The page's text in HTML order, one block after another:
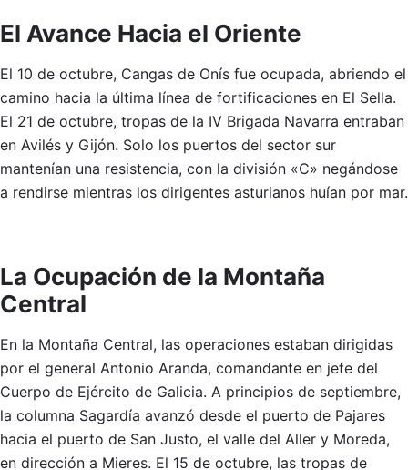
El Avance Hacia el Oriente
El 10 de octubre, Cangas de Onís fue ocupada, abriendo el
camino hacia la última línea de fortificaciones en El Sella.
El 21 de octubre, tropas de la IV Brigada Navarra entraban
en Avilés y Gijón. Solo los puertos del sector sur
mantenían una resistencia, con la división «C» negándose
a rendirse mientras los dirigentes asturianos huían por mar.
La Ocupación de la Montaña
Central
En la Montaña Central, las operaciones estaban dirigidas
por el general Antonio Aranda, comandante en jefe del
Cuerpo de Ejército de Galicia. A principios de septiembre,
la columna Sagardía avanzó desde el puerto de Pajares
hacia el puerto de San Justo, el valle del Aller y Moreda,
en dirección a Mieres. El 15 de octubre, las tropas de